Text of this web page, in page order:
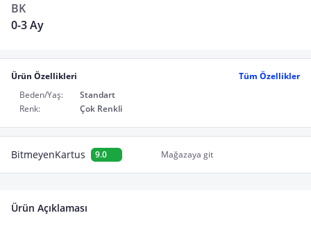
BK
0-3 Ay
Ürün Özellikleri
Tüm Özellikler
Beden/Yaş:
Standart
Renk:
Çok Renkli
BitmeyenKartus 9.0 Mağazaya git
Ürün Açıklaması